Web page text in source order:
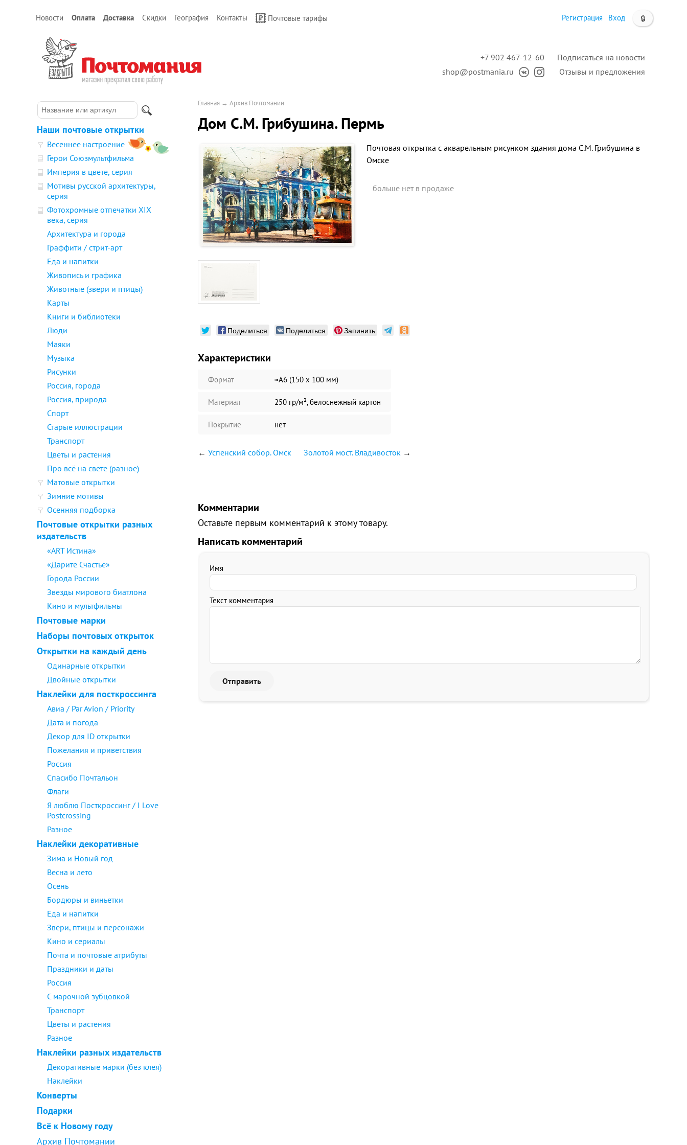
Новости Оплата Доставка Скидки География Контакты Почтовые тарифы 🔒
Регистрация Вход
Подписаться на новости
Отзывы и предложения
+7 902 467-12-60
shop@postmania.ru
Наши почтовые открытки
Весеннее настроение
Герои Союзмультфильма
Империя в цвете, серия
Мотивы русской архитектуры,
серия
Фотохромные отпечатки XIX
века, серия
Архитектура и города
Граффити / стрит-арт
Еда и напитки
Живопись и графика
Животные (звери и птицы)
Карты
Книги и библиотеки
Люди
Маяки
Музыка
Рисунки
Россия, города
Россия, природа
Спорт
Старые иллюстрации
Транспорт
Цветы и растения
Про всё на свете (разное)
Матовые открытки
Зимние мотивы
Осенняя подборка
Почтовые открытки разных
издательств
«ART Истина»
«Дарите Счастье»
Города России
Звезды мирового биатлона
Кино и мультфильмы
Почтовые марки
Наборы почтовых открыток
Открытки на каждый день
Одинарные открытки
Двойные открытки
Наклейки для посткроссинга
Авиа / Par Avion / Priority
Дата и погода
Декор для ID открытки
Пожелания и приветствия
Россия
Спасибо Почтальон
Флаги
Я люблю Посткроссинг / I Love
Postcrossing
Разное
Наклейки декоративные
Зима и Новый год
Весна и лето
Осень
Бордюры и виньетки
Еда и напитки
Звери, птицы и персонажи
Кино и сериалы
Почта и почтовые атрибуты
Праздники и даты
Россия
С марочной зубцовкой
Транспорт
Цветы и растения
Разное
Наклейки разных издательств
Декоративные марки (без клея)
Наклейки
Конверты
Подарки
Всё к Новому году
Архив Почтомании
Главная → Архив Почтомании
Дом С.М. Грибушина. Пермь
Почтовая открытка с акварельным рисунком здания дома С.М. Грибушина в
Омске
больше нет в продаже
Поделиться Поделиться Запинить
Характеристики
Формат ≈А6 (150 х 100 мм)
Материал 250 гр/м², белоснежный картон
Покрытие нет
← Успенский собор. Омск Золотой мост. Владивосток →
Комментарии
Оставьте первым комментарий к этому товару.
Написать комментарий
Имя
Текст комментария